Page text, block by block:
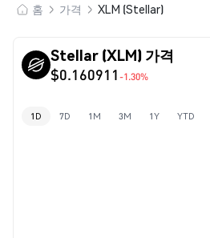
홈 가격 XLM (Stellar)
Stellar (XLM) 가격
$0.160911 -1.30%
1D 7D 1M 3M 1Y YTD